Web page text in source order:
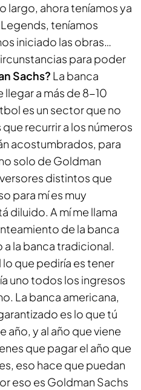
largo, ahora teníamos ya
teníamos
iniciado las obras…
para poder
Sachs? La banca
a más de 8-10
es un sector que no
recurrir a los números
acostumbrados, para
solo de Goldman
distintos que
para mí es muy
diluido. A mí me llama
de la banca
la banca tradicional.
que pediría es tener
uno todos los ingresos
La banca americana,
es lo que tú
año, y al año que viene
que pagar el año que
eso hace que puedan
eso es Goldman Sachs